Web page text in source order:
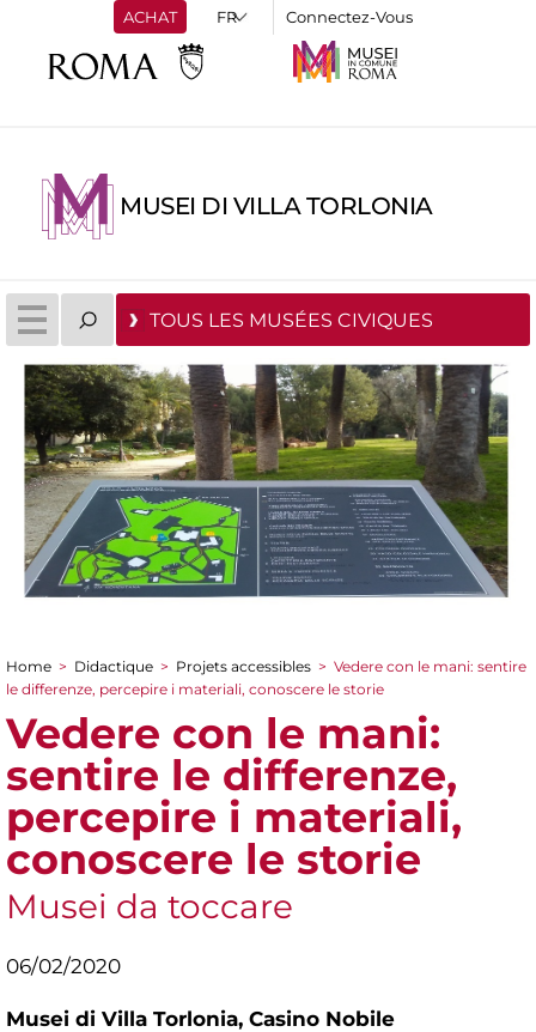
ACHAT Connectez-Vous
MUSEI DI VILLA TORLONIA
TOUS LES MUSÉES CIVIQUES
You are here
Home > Didactique > Projets accessibles > Vedere con le mani: sentire
le differenze, percepire i materiali, conoscere le storie
Vedere con le mani:
sentire le differenze,
percepire i materiali,
conoscere le storie
Musei da toccare
06/02/2020
Musei di Villa Torlonia, Casino Nobile